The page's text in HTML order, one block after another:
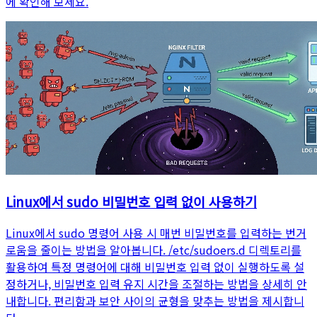
Linux에서 sudo 비밀번호 입력 없이 사용하기
Linux에서 sudo 명령어 사용 시 매번 비밀번호를 입력하는 번거
로움을 줄이는 방법을 알아봅니다. /etc/sudoers.d 디렉토리를
활용하여 특정 명령어에 대해 비밀번호 입력 없이 실행하도록 설
정하거나, 비밀번호 입력 유지 시간을 조절하는 방법을 상세히 안
내합니다. 편리함과 보안 사이의 균형을 맞추는 방법을 제시합니